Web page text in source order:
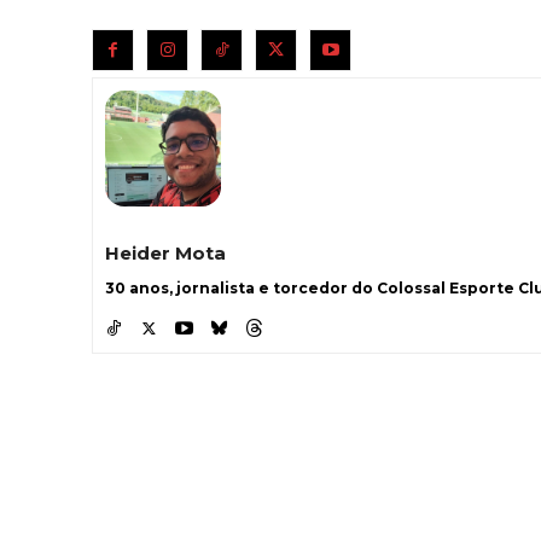
Heider Mota
30 anos, jornalista e torcedor do Colossal Esporte